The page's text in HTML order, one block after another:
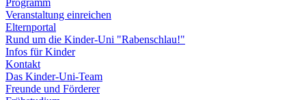
Programm
Veranstaltung einreichen
Elternportal
Rund um die Kinder-Uni "Rabenschlau!"
Infos für Kinder
Kontakt
Das Kinder-Uni-Team
Freunde und Förderer